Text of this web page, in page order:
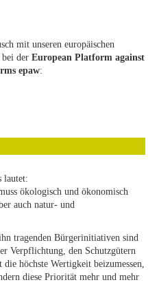
mit unseren europäischen
der European Platform against
epaw:
lautet:
ökologisch und ökonomisch
auch natur- und
tragenden Bürgerinitiativen sind
Verpflichtung, den Schutzgütern
höchste Wertigkeit beizumessen,
diese Priorität mehr und mehr